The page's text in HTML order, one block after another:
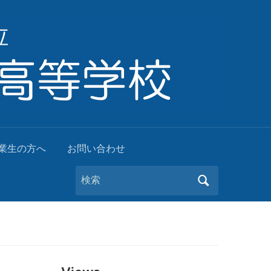
生の方へ お問い合わせ
Search
for: